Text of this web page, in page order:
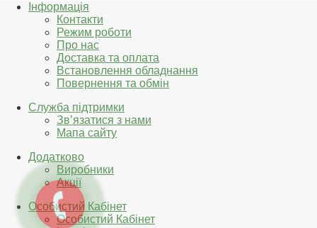
Інформація
Контакти
Режим роботи
Про нас
Доставка та оплата
Встановлення обладнання
Повернення та обмін
Служба підтримки
Зв’язатися з нами
Мапа сайту
Додатково
Виробники
Акції
Особистий Кабінет
Особистий Кабінет